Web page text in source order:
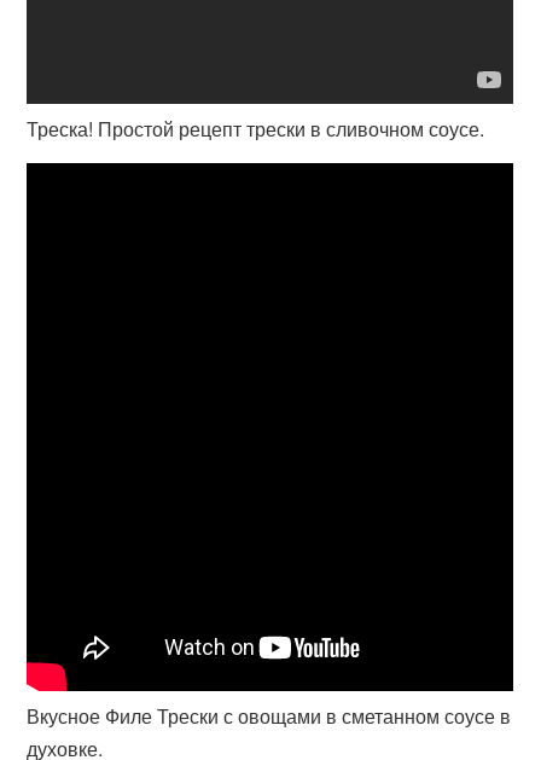
Треска! Простой рецепт трески в сливочном соусе.
Вкусное Филе Трески с овощами в сметанном соусе в
духовке.